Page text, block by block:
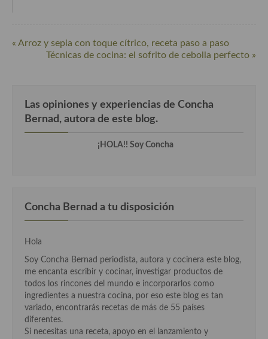
Cocina Britanica
Cocina Danesa
Cocina Eslovena
Cocina Holandesa
Cocina Hungara
Cocina Irlanda
« Arroz y sepia con toque cítrico, receta paso a paso
Técnicas de cocina: el sofrito de cebolla perfecto »
Las opiniones y experiencias de Concha
Bernad, autora de este blog.
¡HOLA!! Soy Concha
Concha Bernad a tu disposición
Hola
Soy Concha Bernad periodista, autora y cocinera este blog,
me encanta escribir y cocinar, investigar productos de
todos los rincones del mundo e incorporarlos como
ingredientes a nuestra cocina, por eso este blog es tan
variado, encontrarás recetas de más de 55 países
diferentes.
Si necesitas una receta, apoyo en el lanzamiento y